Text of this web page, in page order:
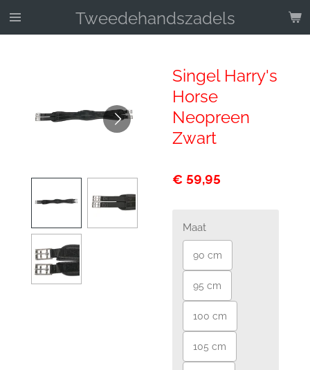
Ga
Tweedehandszadels
Singel Harry's
Horse
Neopreen
Zwart
€ 59,95
Maat
90 cm
95 cm
100 cm
105 cm